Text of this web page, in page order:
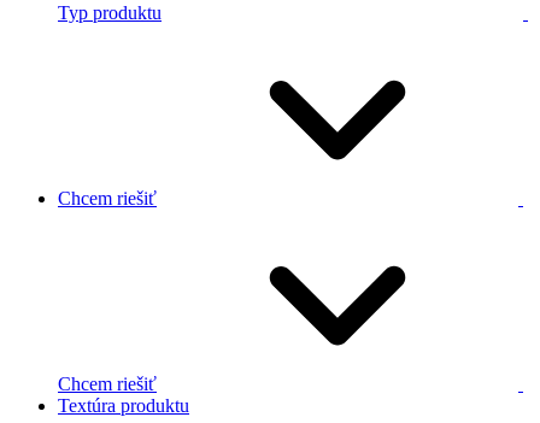
Typ produktu
Chcem riešiť
Chcem riešiť
Textúra produktu